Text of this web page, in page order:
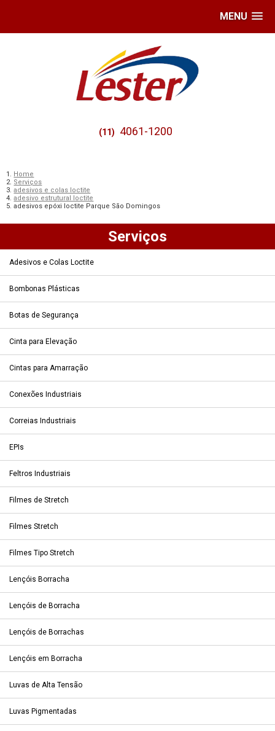
MENU
(11) 4061-1200
Home
Serviços
adesivos e colas loctite
adesivo estrutural loctite
adesivos epóxi loctite Parque São Domingos
Serviços
Adesivos e Colas Loctite
Bombonas Plásticas
Botas de Segurança
Cinta para Elevação
Cintas para Amarração
Conexões Industriais
Correias Industriais
EPIs
Feltros Industriais
Filmes de Stretch
Filmes Stretch
Filmes Tipo Stretch
Lençóis Borracha
Lençóis de Borracha
Lençóis de Borrachas
Lençóis em Borracha
Luvas de Alta Tensão
Luvas Pigmentadas